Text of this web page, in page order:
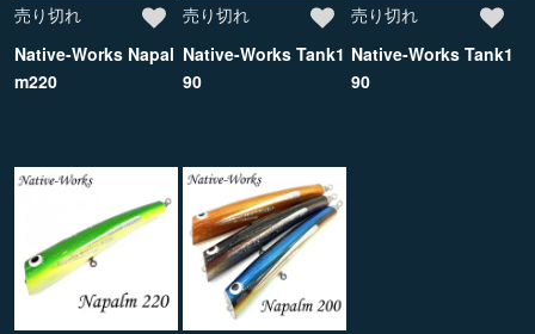
売り切れ
Native-Works Napal
m220
売り切れ
Native-Works Tank1
90
売り切れ
Native-Works Tank1
90